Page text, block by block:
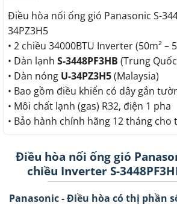
48.500.000. là:
Điều hòa nối ống gió Panasonic S-
34PZ3H5
• 2 chiều 34000BTU Inverter (50m² –
• Dàn lạnh S-3448PF3HB (Trung
• Dàn nóng U-34PZ3H5(Malaysia)
• Bao gồm điều khiển có dây gắn
• Môi chất lạnh (gas) R32, điện 1 pha
• Bảo hành chính hãng 12 tháng
Điều hòa nối ống gió
chiều Inverter S-
Panasonic - Điều hòa có thị phần